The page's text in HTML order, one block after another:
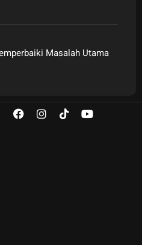
Masalah Utama